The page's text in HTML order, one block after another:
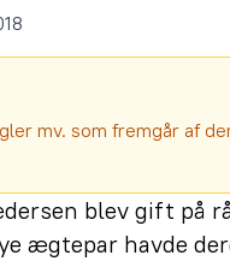
mv. som fremgår af
blev gift på
ægtepar havde